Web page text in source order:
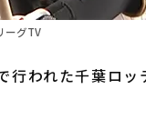
ーグTV
われた千葉ロ